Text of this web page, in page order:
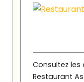
Consultez
Restaurant